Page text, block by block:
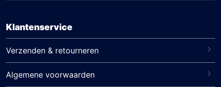
Klantenservice
Verzenden & retourneren
Algemene voorwaarden